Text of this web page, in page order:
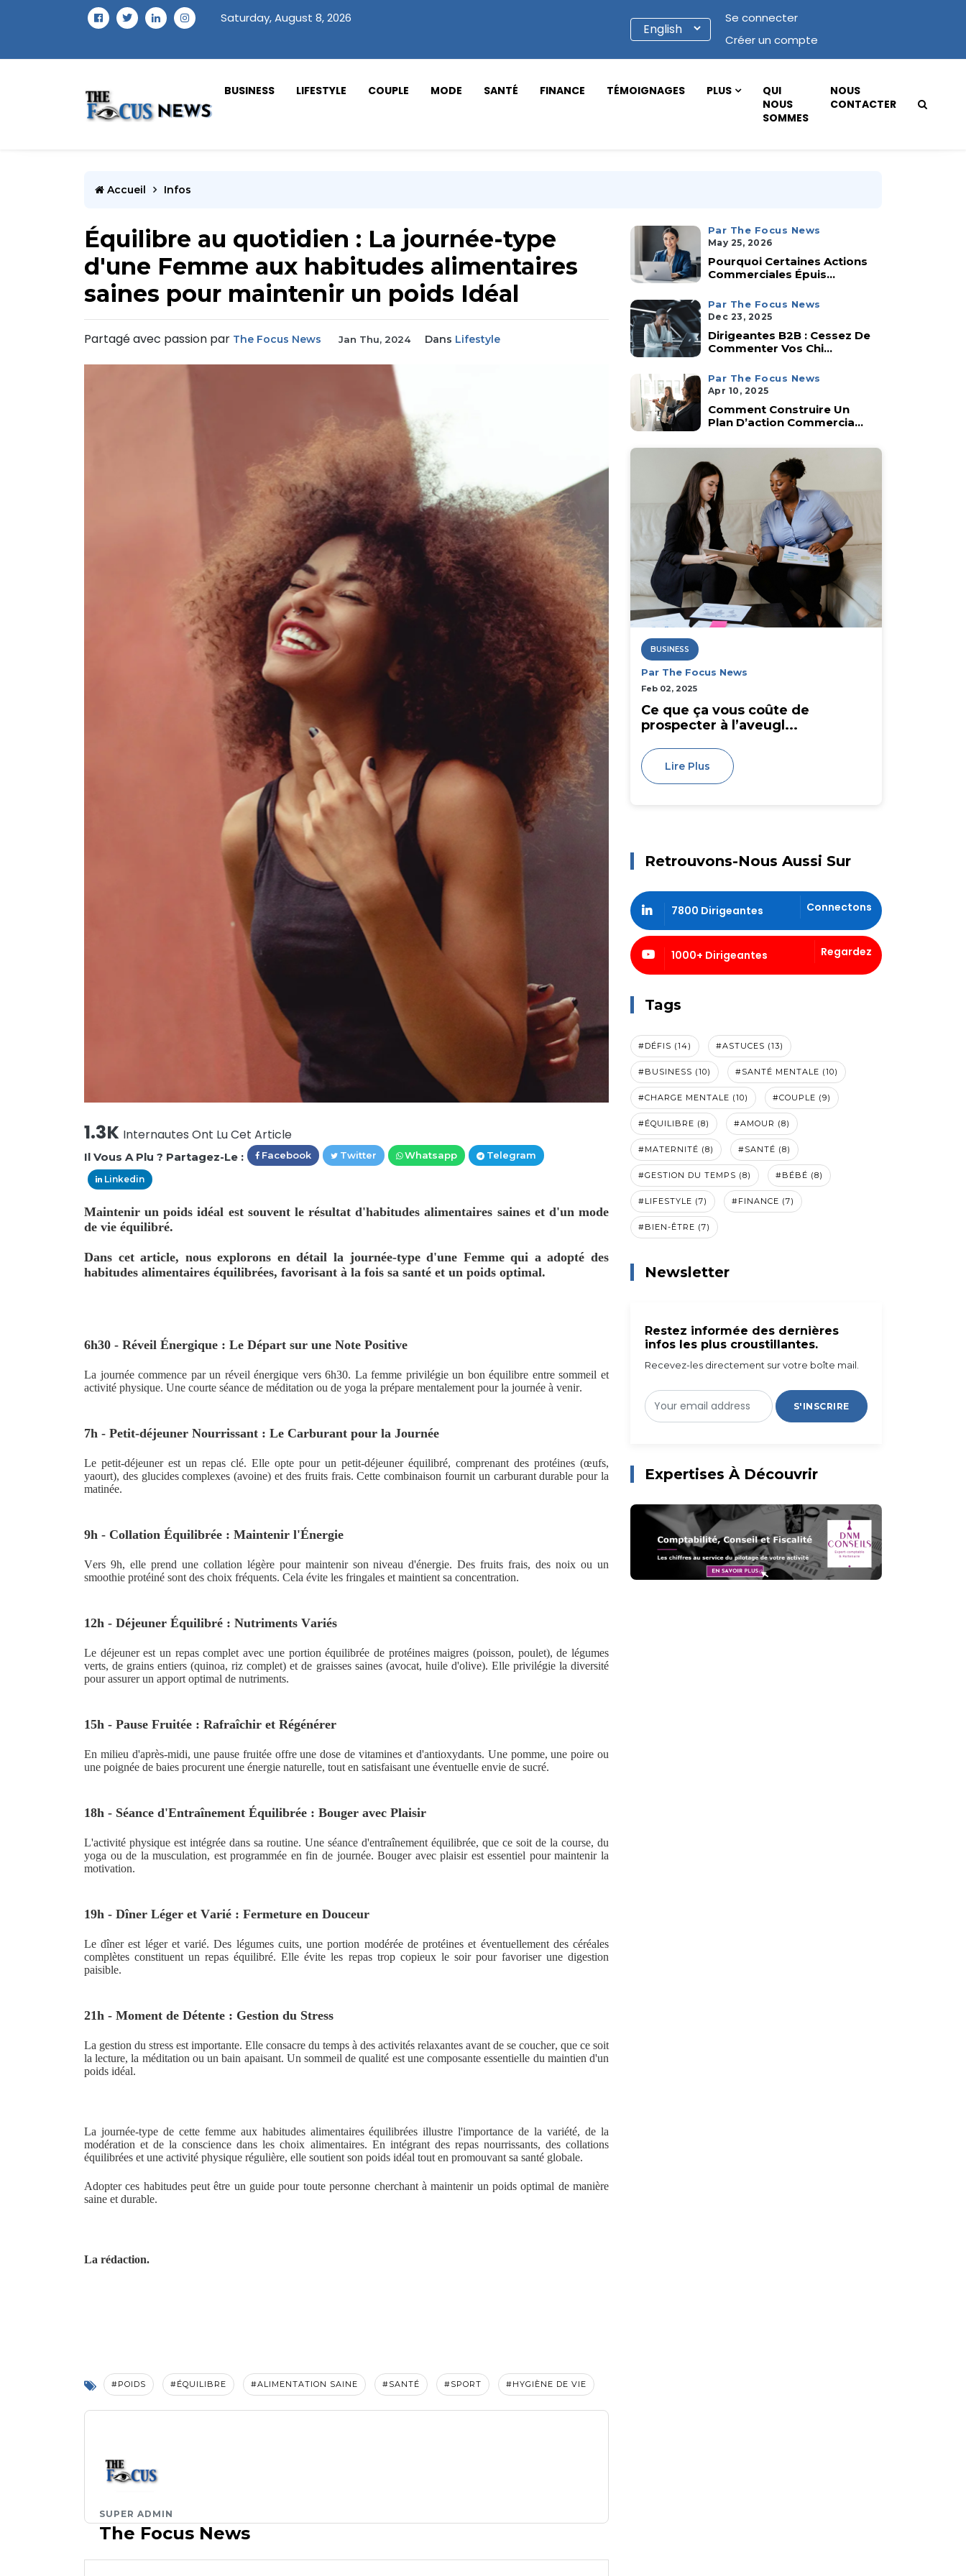
Saturday, August 8, 2026
Se connecter
Créer un compte
BUSINESS LIFESTYLE COUPLE MODE SANTÉ FINANCE TÉMOIGNAGES PLUS
QUI
NOUS
SOMMES
NOUS
CONTACTER
Accueil Infos
Équilibre au quotidien : La journée-type
d'une Femme aux habitudes alimentaires
saines pour maintenir un poids Idéal
Partagé avec passion par The Focus News Jan Thu, 2024 Dans Lifestyle
1.3K Internautes Ont Lu Cet Article
Il Vous A Plu ? Partagez-Le : Facebook Twitter Whatsapp Telegram
Linkedin
Maintenir un poids idéal est souvent le résultat d'habitudes alimentaires saines et d'un mode
de vie équilibré.
Dans cet article, nous explorons en détail la journée-type d'une Femme qui a adopté des
habitudes alimentaires équilibrées, favorisant à la fois sa santé et un poids optimal.
6h30 - Réveil Énergique : Le Départ sur une Note Positive
La journée commence par un réveil énergique vers 6h30. La femme privilégie un bon équilibre entre sommeil et
activité physique. Une courte séance de méditation ou de yoga la prépare mentalement pour la journée à venir.
7h - Petit-déjeuner Nourrissant : Le Carburant pour la Journée
Le petit-déjeuner est un repas clé. Elle opte pour un petit-déjeuner équilibré, comprenant des protéines (œufs,
yaourt), des glucides complexes (avoine) et des fruits frais. Cette combinaison fournit un carburant durable pour la
matinée.
9h - Collation Équilibrée : Maintenir l'Énergie
Vers 9h, elle prend une collation légère pour maintenir son niveau d'énergie. Des fruits frais, des noix ou un
smoothie protéiné sont des choix fréquents. Cela évite les fringales et maintient sa concentration.
12h - Déjeuner Équilibré : Nutriments Variés
Le déjeuner est un repas complet avec une portion équilibrée de protéines maigres (poisson, poulet), de légumes
verts, de grains entiers (quinoa, riz complet) et de graisses saines (avocat, huile d'olive). Elle privilégie la diversité
pour assurer un apport optimal de nutriments.
15h - Pause Fruitée : Rafraîchir et Régénérer
En milieu d'après-midi, une pause fruitée offre une dose de vitamines et d'antioxydants. Une pomme, une poire ou
une poignée de baies procurent une énergie naturelle, tout en satisfaisant une éventuelle envie de sucré.
18h - Séance d'Entraînement Équilibrée : Bouger avec Plaisir
L'activité physique est intégrée dans sa routine. Une séance d'entraînement équilibrée, que ce soit de la course, du
yoga ou de la musculation, est programmée en fin de journée. Bouger avec plaisir est essentiel pour maintenir la
motivation.
19h - Dîner Léger et Varié : Fermeture en Douceur
Le dîner est léger et varié. Des légumes cuits, une portion modérée de protéines et éventuellement des céréales
complètes constituent un repas équilibré. Elle évite les repas trop copieux le soir pour favoriser une digestion
paisible.
21h - Moment de Détente : Gestion du Stress
La gestion du stress est importante. Elle consacre du temps à des activités relaxantes avant de se coucher, que ce soit
la lecture, la méditation ou un bain apaisant. Un sommeil de qualité est une composante essentielle du maintien d'un
poids idéal.
La journée-type de cette femme aux habitudes alimentaires équilibrées illustre l'importance de la variété, de la
modération et de la conscience dans les choix alimentaires. En intégrant des repas nourrissants, des collations
équilibrées et une activité physique régulière, elle soutient son poids idéal tout en promouvant sa santé globale.
Adopter ces habitudes peut être un guide pour toute personne cherchant à maintenir un poids optimal de manière
saine et durable.
La rédaction.
#POIDS #ÉQUILIBRE #ALIMENTATION SAINE #SANTÉ #SPORT #HYGIÈNE DE VIE
SUPER ADMIN
The Focus News
Par The Focus News
May 25, 2026
Pourquoi Certaines Actions
Commerciales Épuis...
Par The Focus News
Dec 23, 2025
Dirigeantes B2B : Cessez De
Commenter Vos Chi...
Par The Focus News
Apr 10, 2025
Comment Construire Un
Plan D’action Commercia...
BUSINESS
Par The Focus News
Feb 02, 2025
Ce que ça vous coûte de
prospecter à l’aveugl...
Lire Plus
Retrouvons-Nous Aussi Sur
7800 Dirigeantes Connectons
1000+ Dirigeantes Regardez
Tags
#DÉFIS (14) #ASTUCES (13)
#BUSINESS (10) #SANTÉ MENTALE (10)
#CHARGE MENTALE (10) #COUPLE (9)
#ÉQUILIBRE (8) #AMOUR (8)
#MATERNITÉ (8) #SANTÉ (8)
#GESTION DU TEMPS (8) #BÉBÉ (8)
#LIFESTYLE (7) #FINANCE (7)
#BIEN-ÊTRE (7)
Newsletter
Restez informée des dernières
infos les plus croustillantes.
Recevez-les directement sur votre boîte mail.
S'INSCRIRE
Expertises À Découvrir